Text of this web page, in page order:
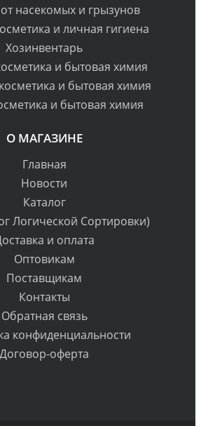
насекомых и грызунов
и личная гигиена
Хозинвентарь
и бытовая химия
и бытовая химия
и бытовая химия
О МАГАЗИНЕ
Главная
Новости
Каталог
Логической Сортировки)
и оплата
Оптовикам
Поставщикам
Контакты
Обратная связь
конфиденциальности
Договор-оферта